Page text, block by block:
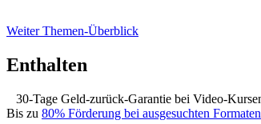
Weiter Themen-Überblick
Enthalten
30-Tage Geld-zurück-Garantie bei Video-
Bis zu 80% Förderung bei ausgesuchten Formaten